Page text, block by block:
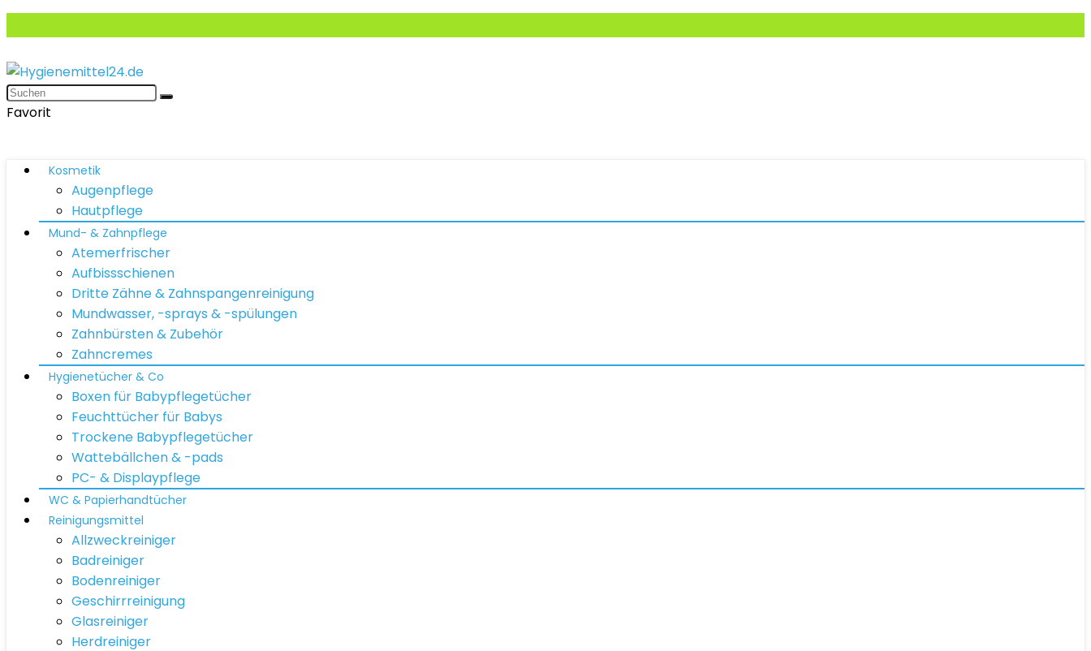
Favorit
Kosmetik
Augenpflege
Hautpflege
Mund- & Zahnpflege
Atemerfrischer
Aufbissschienen
Dritte Zähne & Zahnspangenreinigung
Mundwasser, -sprays & -spülungen
Zahnbürsten & Zubehör
Zahncremes
Hygienetücher & Co
Boxen für Babypflegetücher
Feuchttücher für Babys
Trockene Babypflegetücher
Wattebällchen & -pads
PC- & Displaypflege
WC & Papierhandtücher
Reinigungsmittel
Allzweckreiniger
Badreiniger
Bodenreiniger
Geschirrreinigung
Glasreiniger
Herdreiniger